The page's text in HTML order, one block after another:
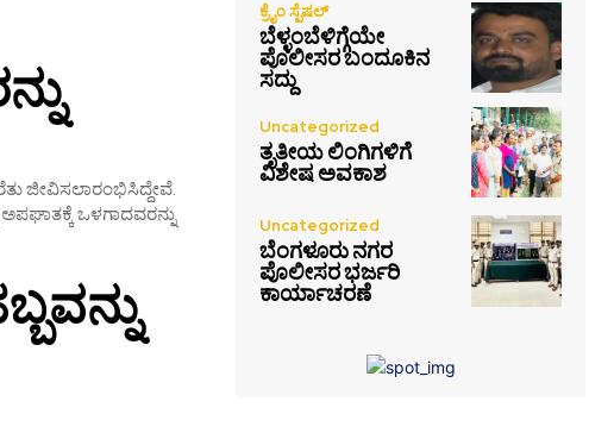
ಜೀವಿಸಲಾರಂಭಿಸಿದ್ದೇವೆ.
ಒಳಗಾದವರನ್ನು
ಕ್ರೈಂ ಸ್ಪೆಷಲ್
ಬೆಳ್ಳಂಬೆಳಿಗ್ಗೆಯೇ
ಪೊಲೀಸರ ಬಂದೂಕಿನ
ಸದ್ದು
Uncategorized
ತೃತೀಯ ಲಿಂಗಿಗಳಿಗೆ
ವಿಶೇಷ ಅವಕಾಶ
Uncategorized
ಬೆಂಗಳೂರು ನಗರ
ಪೊಲೀಸರ ಭರ್ಜರಿ
ಕಾರ್ಯಾಚರಣೆ